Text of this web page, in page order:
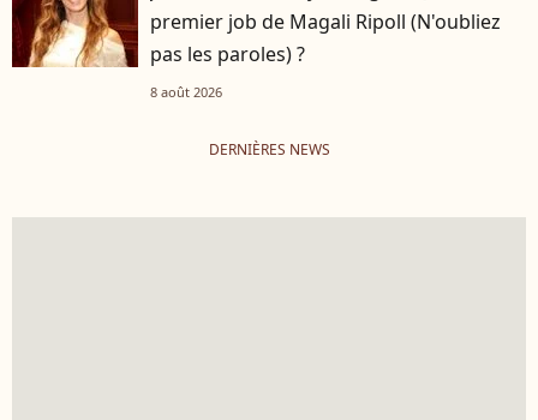
premier job de Magali Ripoll (N'oubliez
pas les paroles) ?
8 août 2026
DERNIÈRES NEWS